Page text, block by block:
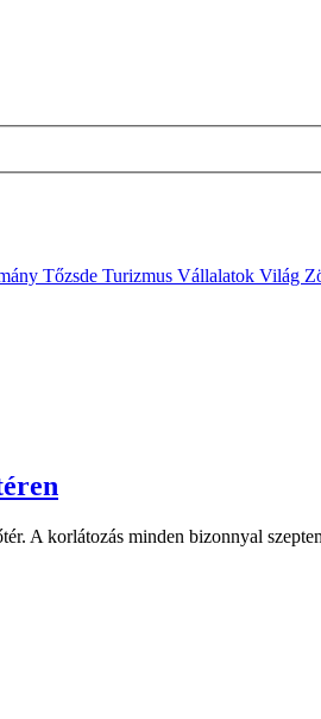
Tőzsde Turizmus Vállalatok Világ
A korlátozás minden bizonnyal